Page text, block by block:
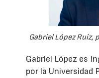
Gabriel López Ruiz,
Gabriel López es
por la Universidad